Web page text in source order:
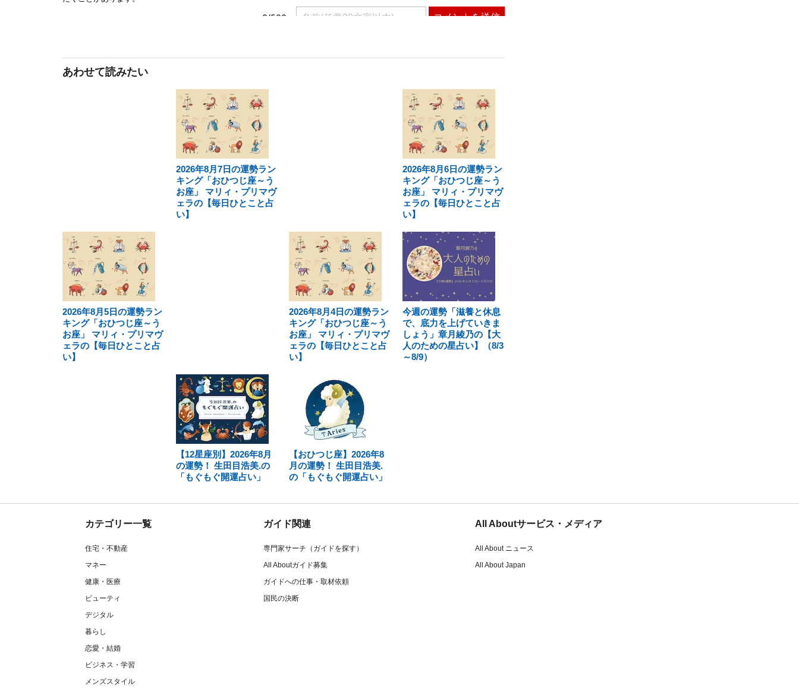
あわせて読みたい
2026年8月7日の運勢ラン
キング「おひつじ座～う
お座」 マリィ・プリマヴ
ェラの【毎日ひとこと占
い】
2026年8月6日の運勢ラン
キング「おひつじ座～う
お座」 マリィ・プリマヴ
ェラの【毎日ひとこと占
い】
2026年8月5日の運勢ラン
キング「おひつじ座～う
お座」 マリィ・プリマヴ
ェラの【毎日ひとこと占
い】
2026年8月4日の運勢ラン
キング「おひつじ座～う
お座」 マリィ・プリマヴ
ェラの【毎日ひとこと占
い】
今週の運勢「滋養と休息
で、底力を上げていきま
しょう」章月綾乃の【大
人のための星占い】（8/3
～8/9）
【12星座別】2026年8月
の運勢！ 生田目浩美.の
「もぐもぐ開運占い」
【おひつじ座】2026年8
月の運勢！ 生田目浩美.
の「もぐもぐ開運占い」
カテゴリー一覧
住宅・不動産
マネー
健康・医療
ビューティ
デジタル
暮らし
恋愛・結婚
ビジネス・学習
メンズスタイル
ガイド関連
専門家サーチ（ガイドを探す）
All Aboutガイド募集
ガイドへの仕事・取材依頼
国民の決断
All Aboutサービス・メディア
All About ニュース
All About Japan